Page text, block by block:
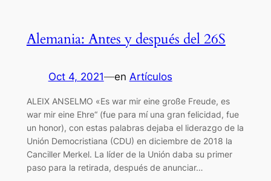
Alemania: Antes y después del 26S
Oct 4, 2021—en Artículos
ALEIX ANSELMO «Es war mir eine große Freude, es
war mir eine Ehre“ (fue para mí una gran felicidad, fue
un honor), con estas palabras dejaba el liderazgo de la
Unión Democristiana (CDU) en diciembre de 2018 la
Canciller Merkel. La líder de la Unión daba su primer
paso para la retirada, después de anunciar…